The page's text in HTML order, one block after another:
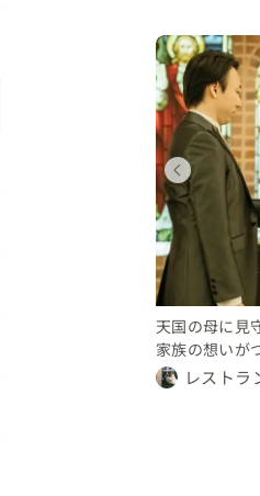
ウェ
東
150
天国の母に見
家族の想いが
レストラ
ウ
要